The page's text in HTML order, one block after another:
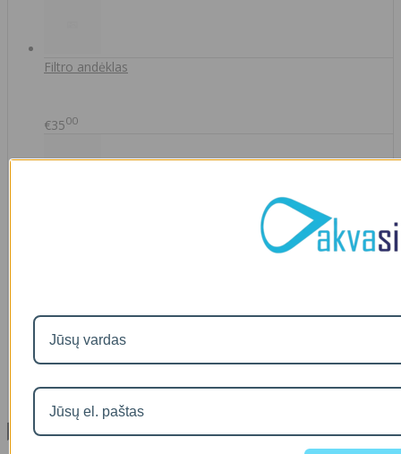
Filtro andėklas
€3500
IŠMANAUS VANDENS NUOTĖKIO DETEKTORIAUS PRIEDAS
SOM GUARD
Informacija